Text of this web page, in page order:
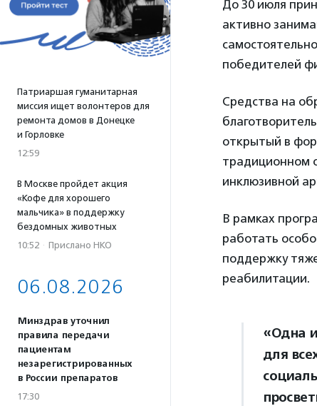
Патриаршая гуманитарная
миссия ищет волонтеров для
ремонта домов в Донецке
и Горловке
12:59
В Москве пройдет акция
«Кофе для хорошего
мальчика» в поддержку
бездомных животных
10:52 · Прислано НКО
06.08.2026
Минздрав уточнил
правила передачи
пациентам
незарегистрированных
в России препаратов
17:30
До 30 июля
активно
победителей
Средства на
открытый в
традиционном
инклюзивной
В рамках
работать
поддержку
реабилитации.
«Одна
для